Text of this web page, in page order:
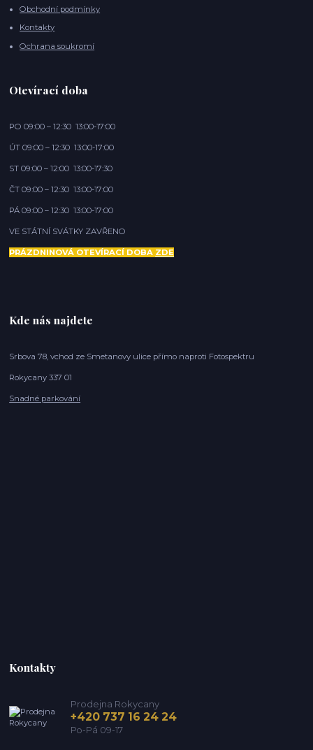
Obchodní podmínky
Kontakty
Ochrana soukromí
Otevírací doba
PO 09:00 – 12:30 13:00-17:00
ÚT 09:00 – 12:30 13:00-17:00
ST 09:00 – 12:00 13:00-17:30
ČT 09:00 – 12:30 13:00-17:00
PÁ 09:00 – 12:30 13:00-17:00
VE STÁTNÍ SVÁTKY ZAVŘENO
PRÁZDNINOVÁ OTEVÍRACÍ DOBA ZDE
Kde nás najdete
Srbova 78, vchod ze Smetanovy ulice přímo naproti Fotospektru
Rokycany 337 01
Snadné parkování
Kontakty
Prodejna Rokycany
+420 737 16 24 24
Po-Pá 09-17